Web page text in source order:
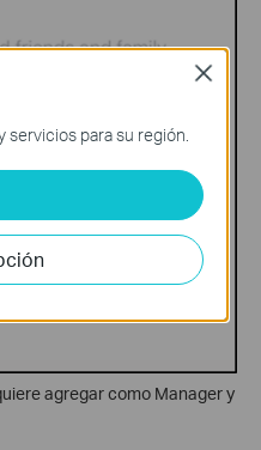
agregar como Manager y
para su región.
Close